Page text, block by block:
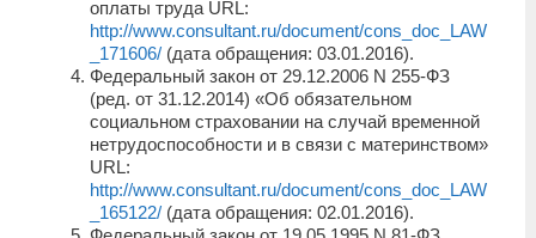
оплаты труда URL:
http://www.consultant.ru/document/cons_doc_LAW
_171606/ (дата обращения: 03.01.2016).
Федеральный закон от 29.12.2006 N 255-ФЗ
(ред. от 31.12.2014) «Об обязательном
социальном страховании на случай временной
нетрудоспособности и в связи с материнством»
URL:
http://www.consultant.ru/document/cons_doc_LAW
_165122/ (дата обращения: 02.01.2016).